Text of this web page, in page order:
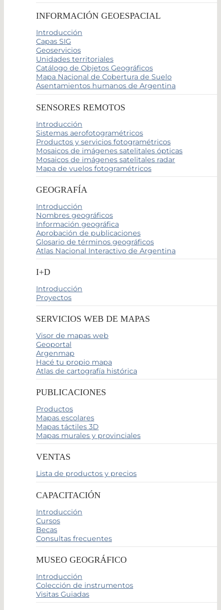
INFORMACIÓN GEOESPACIAL
Introducción
Capas SIG
Geoservicios
Unidades territoriales
Catálogo de Objetos Geográficos
Mapa Nacional de Cobertura de Suelo
Asentamientos humanos de Argentina
SENSORES REMOTOS
Introducción
Sistemas aerofotogramétricos
Productos y servicios fotogramétricos
Mosaicos de imágenes satelitales ópticas
Mosaicos de imágenes satelitales radar
Mapa de vuelos fotogramétricos
GEOGRAFÍA
Introducción
Nombres geográficos
Información geográfica
Aprobación de publicaciones
Glosario de términos geográficos
Atlas Nacional Interactivo de Argentina
I+D
Introducción
Proyectos
SERVICIOS WEB DE MAPAS
Visor de mapas web
Geoportal
Argenmap
Hacé tu propio mapa
Atlas de cartografía histórica
PUBLICACIONES
Productos
Mapas escolares
Mapas táctiles 3D
Mapas murales y provinciales
VENTAS
Lista de productos y precios
CAPACITACIÓN
Introducción
Cursos
Becas
Consultas frecuentes
MUSEO GEOGRÁFICO
Introducción
Colección de instrumentos
Visitas Guiadas